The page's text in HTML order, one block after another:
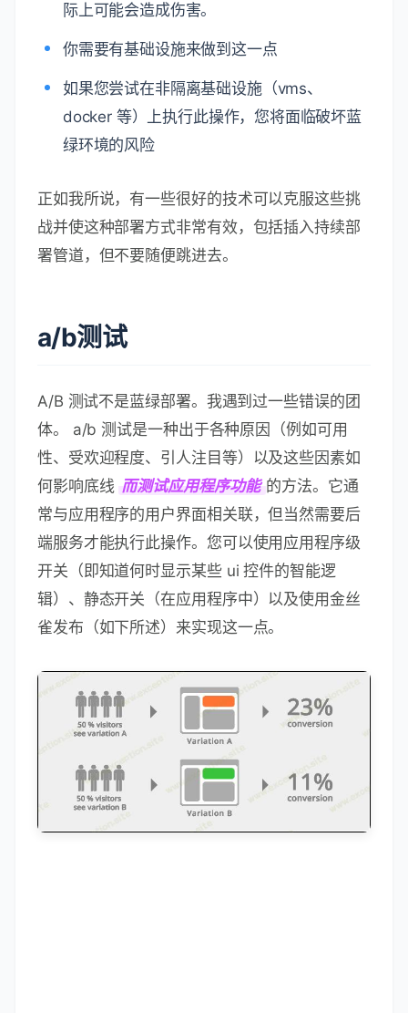
际上可能会造成伤害。
你需要有基础设施来做到这一点
如果您尝试在非隔离基础设施（vms、
docker 等）上执行此操作，您将面临破坏蓝
绿环境的风险
正如我所说，有一些很好的技术可以克服这些挑
战并使这种部署方式非常有效，包括插入持续部
署管道，但不要随便跳进去。
a/b测试
A/B 测试不是蓝绿部署。我遇到过一些错误的团
体。 a/b 测试是一种出于各种原因（例如可用
性、受欢迎程度、引人注目等）以及这些因素如
何影响底线 而测试应用程序功能 的方法。它通
常与应用程序的用户界面相关联，但当然需要后
端服务才能执行此操作。您可以使用应用程序级
开关（即知道何时显示某些 ui 控件的智能逻
辑）、静态开关（在应用程序中）以及使用金丝
雀发布（如下所述）来实现这一点。